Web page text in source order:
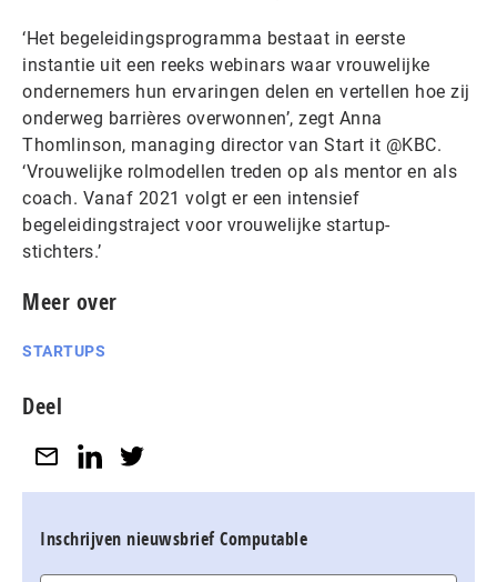
‘Het begeleidingsprogramma bestaat in eerste
instantie uit een reeks webinars waar vrouwelijke
ondernemers hun ervaringen delen en vertellen hoe zij
onderweg barrières overwonnen’, zegt Anna
Thomlinson, managing director van Start it @KBC.
‘Vrouwelijke rolmodellen treden op als mentor en als
coach. Vanaf 2021 volgt er een intensief
begeleidingstraject voor vrouwelijke startup-
stichters.’
Meer over
STARTUPS
Deel
Inschrijven nieuwsbrief Computable